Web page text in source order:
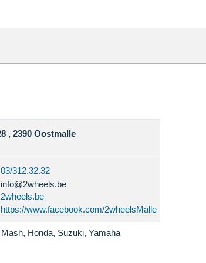
, 2390 Oostmalle
03/312.32.32
info@2wheels.be
2wheels.be
https://www.facebook.com/2wheelsMalle
Honda, Suzuki, Yamaha